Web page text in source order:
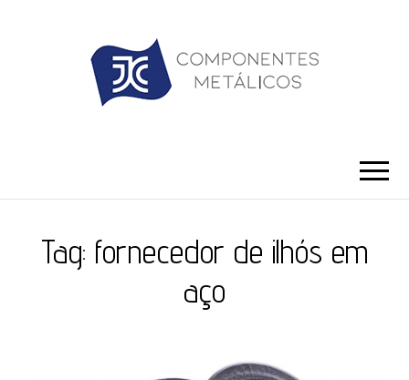
Tag: fornecedor de ilhós em
aço